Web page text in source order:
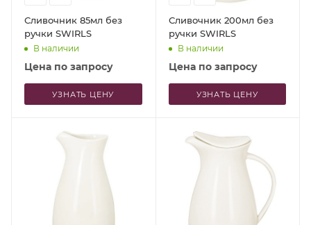
Сливочник 85мл без
ручки SWIRLS
В наличии
Цена по запросу
УЗНАТЬ ЦЕНУ
Сливочник 200мл без
ручки SWIRLS
В наличии
Цена по запросу
УЗНАТЬ ЦЕНУ